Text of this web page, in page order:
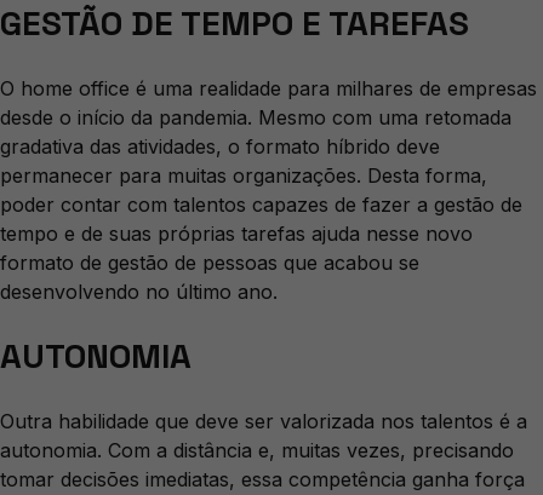
GESTÃO DE TEMPO E TAREFAS
O home office é uma realidade para milhares de empresas
desde o início da pandemia. Mesmo com uma retomada
gradativa das atividades, o formato híbrido deve
permanecer para muitas organizações. Desta forma,
poder contar com talentos capazes de fazer a gestão de
tempo e de suas próprias tarefas ajuda nesse novo
formato de gestão de pessoas que acabou se
desenvolvendo no último ano.
AUTONOMIA
Outra habilidade que deve ser valorizada nos talentos é a
autonomia. Com a distância e, muitas vezes, precisando
tomar decisões imediatas, essa competência ganha força